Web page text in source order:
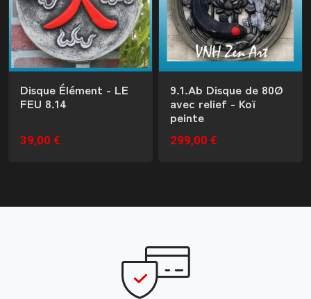
Disque Élément - LE
FEU 8.14
39,00 €
9.1.Ab Disque de 80Ø
avec relief - Koï
peinte
299,00 €